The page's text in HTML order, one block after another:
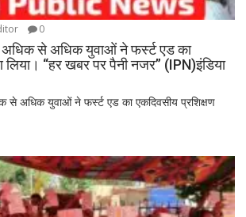
0
अधिक से अधिक युवाओं ने फर्स्ट एड का
लिया। “हर खबर पर पैनी नजर” (IPN)इंडिया
से अधिक युवाओं ने फर्स्ट एड का एकदिवसीय प्रशिक्षण